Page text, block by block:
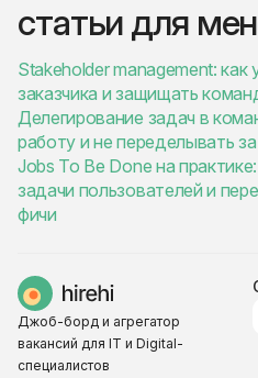
статьи для
Stakeholder management:
заказчика и защищать
Делегирование задач в
работу и не переделывать
Jobs To Be Done на
задачи пользователей и
фичи
Джоб-борд и агрегатор
вакансий для IT и Digital-
специалистов